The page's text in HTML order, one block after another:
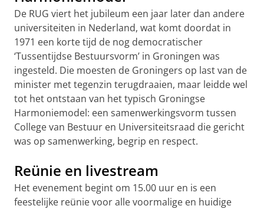
De RUG viert het jubileum een jaar later dan andere
universiteiten in Nederland, wat komt doordat in
1971 een korte tijd de nog democratischer
‘Tussentijdse Bestuursvorm’ in Groningen was
ingesteld. Die moesten de Groningers op last van de
minister met tegenzin terugdraaien, maar leidde wel
tot het ontstaan van het typisch Groningse
Harmoniemodel: een samenwerkingsvorm tussen
College van Bestuur en Universiteitsraad die gericht
was op samenwerking, begrip en respect.
Reünie en livestream
Het evenement begint om 15.00 uur en is een
feestelijke reünie voor alle voormalige en huidige